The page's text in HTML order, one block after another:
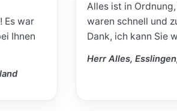
Es war
Ihnen
Alles ist in
waren schnell und
Dank, ich kann Sie
Herr Alles,